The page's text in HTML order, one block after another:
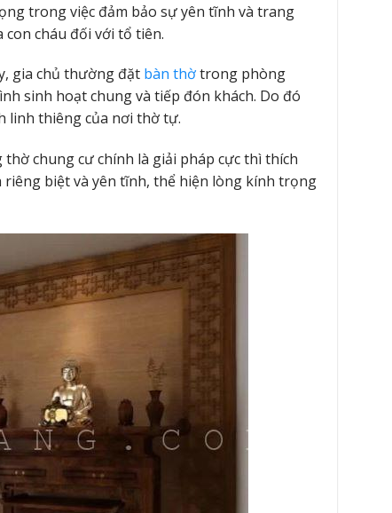
trong việc đảm bảo sự yên tĩnh và trang
cháu đối với tổ tiên.
gia chủ thường đặt bàn thờtrong phòng
sinh hoạt chung và tiếp đón khách. Do đó
linh thiêng của nơi thờ tự.
chung cư chính là giải pháp cực thì thích
biệt và yên tĩnh, thể hiện lòng kính trọng